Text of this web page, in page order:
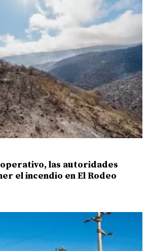
las autoridades
el incendio en El Rodeo